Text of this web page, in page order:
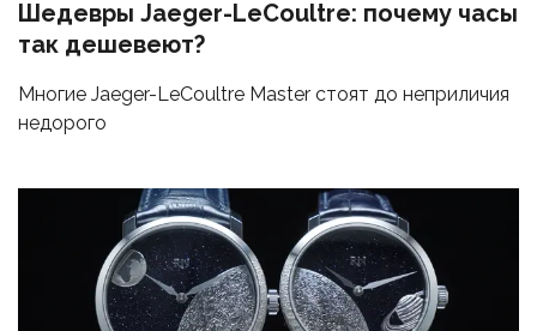
Шедевры Jaeger-LeCoultre: почему часы
так дешевеют?
Многие Jaeger-LeCoultre Master стоят до неприличия
недорого